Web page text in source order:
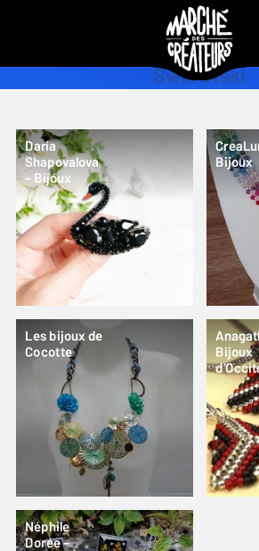
Swarovski
Daria
Shapovalova
– Bijoux
Bijoux
Les bijoux de
Cocotte
Bijoux
Néphile
Dorée –